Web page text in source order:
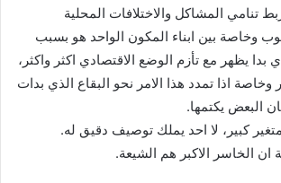
تنامي المشاكل والاختلافات المحلية
وخاصة بين ابناء المكون الواحد هو بسبب
بدا يظهر مع تأزم الوضع الاقتصادي اكثر واكثر،
وخاصة اذا تمدد هذا الامر نحو البقاع الذي بدات
البعض يكتمها.
كبير، لا احد يملك توصيف دقيق له.
ان الخاسر الاكبر هم الشيعة.